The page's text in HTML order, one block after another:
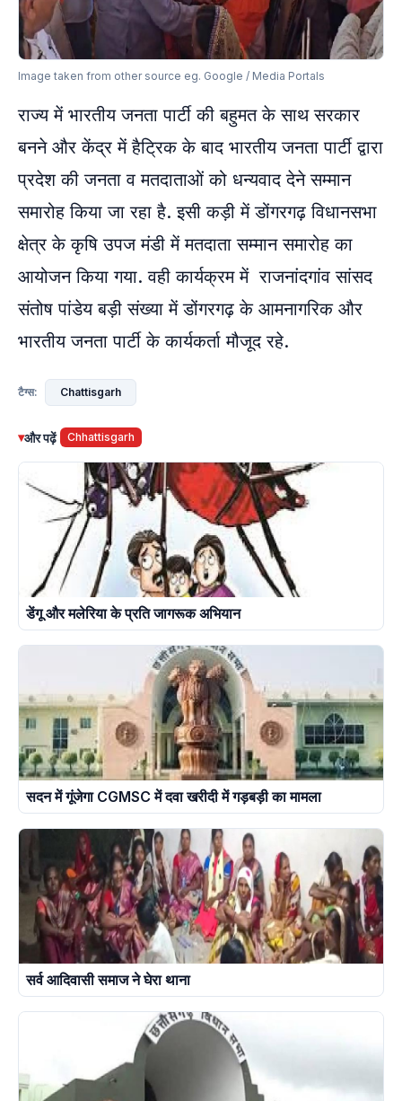
Image taken from other source eg. Google / Media Portals
राज्य में भारतीय जनता पार्टी की बहुमत के साथ सरकार
बनने और केंद्र में हैट्रिक के बाद भारतीय जनता पार्टी द्वारा
प्रदेश की जनता व मतदाताओं को धन्यवाद देने सम्मान
समारोह किया जा रहा है. इसी कड़ी में डोंगरगढ़ विधानसभा
क्षेत्र के कृषि उपज मंडी में मतदाता सम्मान समारोह का
आयोजन किया गया. वही कार्यक्रम में राजनांदगांव सांसद
संतोष पांडेय बड़ी संख्या में डोंगरगढ़ के आमनागरिक और
भारतीय जनता पार्टी के कार्यकर्ता मौजूद रहे.
टैग्स: Chattisgarh
▾और पढ़ें Chhattisgarh
डेंगू और मलेरिया के प्रति जागरूक अभियान
सदन में गूंजेगा CGMSC में दवा खरीदी में गड़बड़ी का मामला
सर्व आदिवासी समाज ने घेरा थाना